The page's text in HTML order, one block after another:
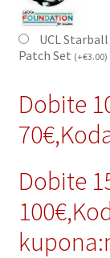
UCL
Patch Set (+€3.00)
Dobite
Dobite